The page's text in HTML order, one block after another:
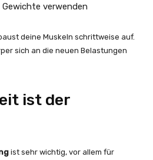
verwenden
deine Muskeln schrittweise auf.
sich an die neuen Belastungen
ist der
ist sehr wichtig, vor allem für